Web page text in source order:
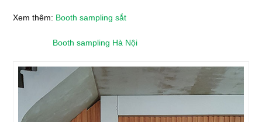
Xem thêm: Booth sampling sắt
Booth sampling Hà Nội